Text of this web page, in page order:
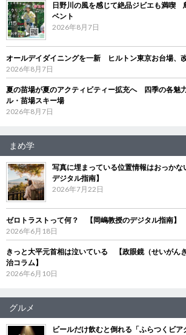
日野川の風を感じて絶品ジビエも満喫
ベント
2026年8月7日
オールデイダイニングを一新 ヒルトン東京お台場、
2026年8月7日
夏の苗場が夏のアクティビティー拡充へ 四季の各魅
ル・苗場スキー場
2026年8月7日
まめ学
写真に埋まっている位置情報はおっか
デジタル指南】
2026年7月22日
ゼロトラストって何？ 【岡嶋教授のデジタル指南】
2026年6月18日
きっと大平元首相は泣いている 【政眼鏡（せいがん
治コラム】
2026年6月10日
グルメ
ビールだけ飲むと倒れる「ふらつくビ